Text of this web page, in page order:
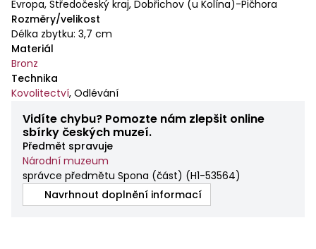
Evropa, Středočeský kraj, Dobřichov (u Kolína)-Pičhora
Rozměry/velikost
Délka zbytku: 3,7 cm
Materiál
Bronz
Technika
Kovolitectví, Odlévání
Vidíte chybu? Pomozte nám zlepšit online
sbírky českých muzeí.
Předmět spravuje
Národní muzeum
správce předmětu Spona (část) (H1-53564)
Navrhnout doplnění informací